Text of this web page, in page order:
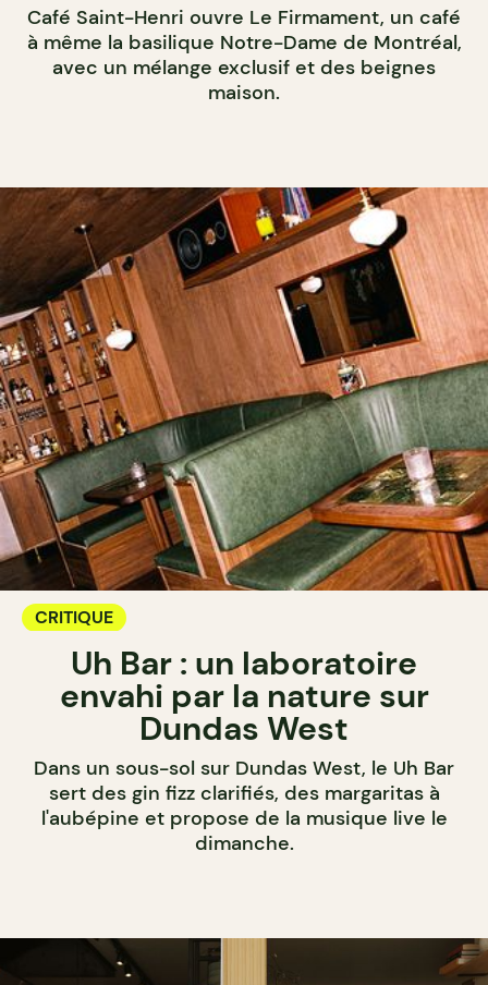
Café Saint-Henri ouvre Le Firmament, un café
à même la basilique Notre-Dame de Montréal,
avec un mélange exclusif et des beignes
maison.
CRITIQUE
Uh Bar : un laboratoire
envahi par la nature sur
Dundas West
Dans un sous-sol sur Dundas West, le Uh Bar
sert des gin fizz clarifiés, des margaritas à
l'aubépine et propose de la musique live le
dimanche.